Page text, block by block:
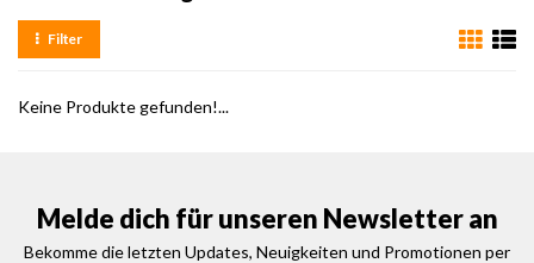
Filter
Keine Produkte gefunden!...
Melde dich für unseren Newsletter an
Bekomme die letzten Updates, Neuigkeiten und Promotionen per